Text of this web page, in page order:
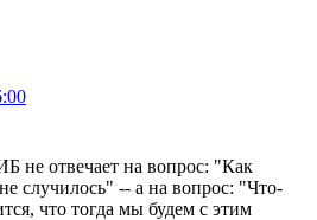
не отвечает на вопрос: "Как
случилось" -- а на вопрос: "Что-
что тогда мы будем с этим